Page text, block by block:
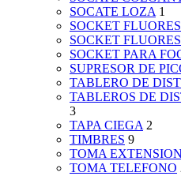
SOCATE LOZA 1
SOCKET
SOCKET
SOCKET PARA
SUPRESOR DE
TABLERO DE
TABLEROS DE
3
TAPA CIEGA 2
TIMBRES 9
TOMA EXTENSION
TOMA TELEFONO